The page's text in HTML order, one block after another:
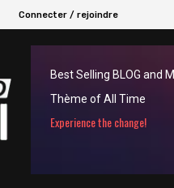
Connecter / rejoindre
Best Selling BLOG and
Thème of All Time
Experience the change!